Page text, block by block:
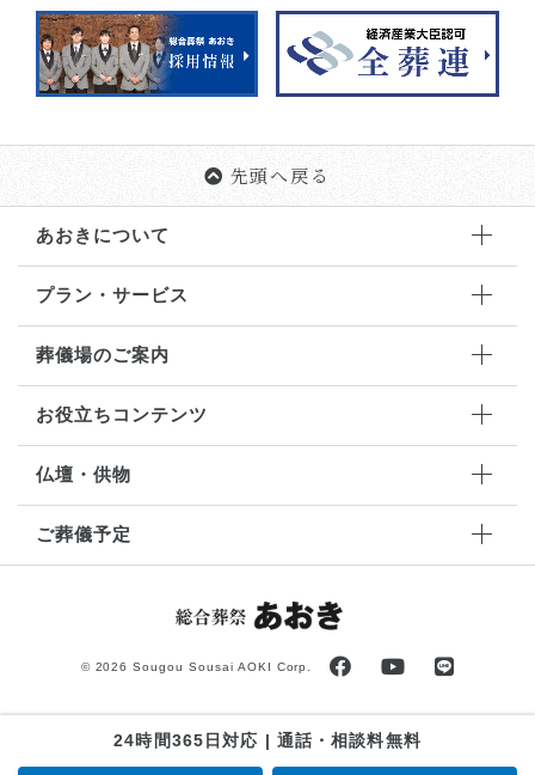
先頭へ戻る
あおきについて
プラン・サービス
葬儀場のご案内
お役立ちコンテンツ
仏壇・供物
ご葬儀予定
© 2026 Sougou Sousai AOKI Corp.
24時間365日対応 | 通話・相談料無料